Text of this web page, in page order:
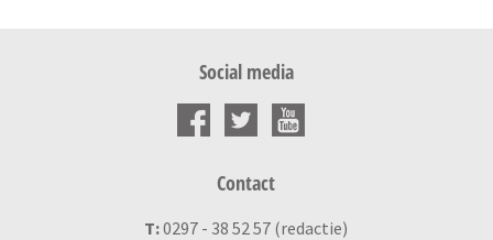
Social media
Contact
T:0297 - 38 52 57 (redactie)